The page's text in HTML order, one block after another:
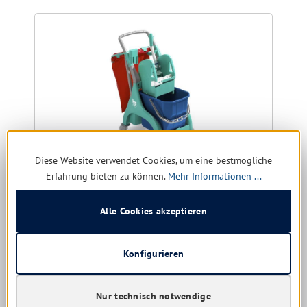
Diese Website verwendet Cookies, um eine bestmögliche
Erfahrung bieten zu können. Mehr Informationen ...
Nur technisch notwendige
Konfigurieren
Alle Cookies akzeptieren